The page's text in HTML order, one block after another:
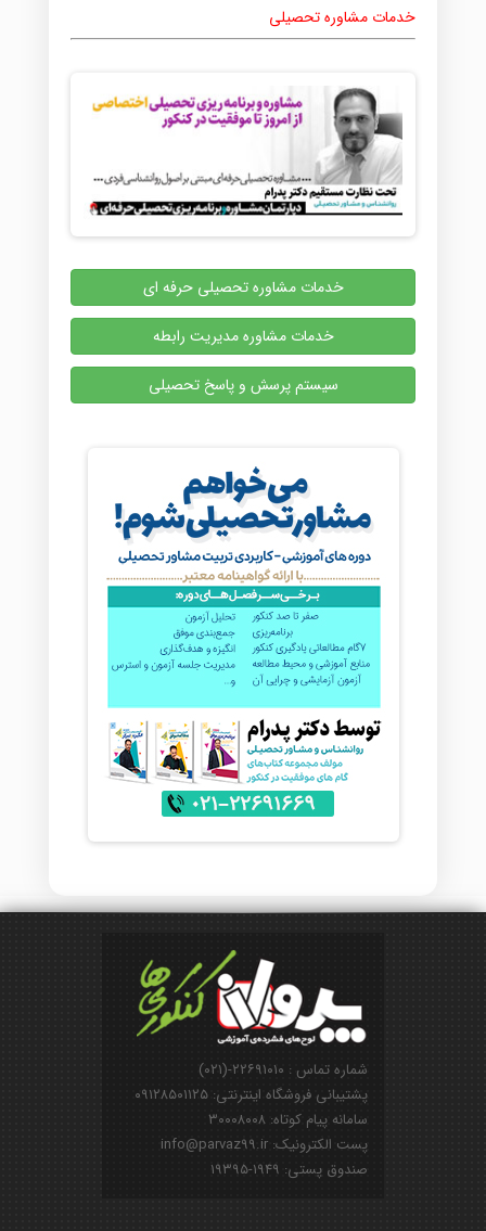
خدمات مشاوره تحصیلی
خدمات مشاوره تحصیلی حرفه ای
خدمات مشاوره مدیریت رابطه
سیستم پرسش و پاسخ تحصیلی
شماره تماس : ۲۲۶۹۱۰۱۰-(۰۲۱)
پشتیبانی فروشگاه اینترنتی: ۰۹۱۲۸۵۰۱۱۲۵
سامانه پیام کوتاه: ۳۰۰۰۸۰۰۸
پست الکترونیک: info@parvaz99.ir
صندوق پستی: ۱۹۴۹-۱۹۳۹۵